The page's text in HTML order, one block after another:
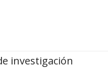
investigación